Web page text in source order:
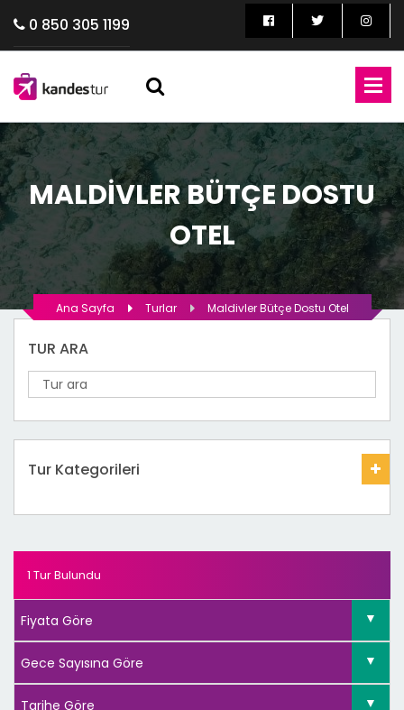
0 850 305 1199
MALDIVLER BÜTÇE DOSTU
OTEL
Ana Sayfa Turlar Maldivler Bütçe Dostu Otel
TUR ARA
Tur Kategorileri
1 Tur Bulundu